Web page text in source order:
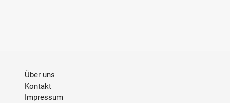
ABFÜLLER / IMPORTEUR
Über uns
Kontakt
Impressum